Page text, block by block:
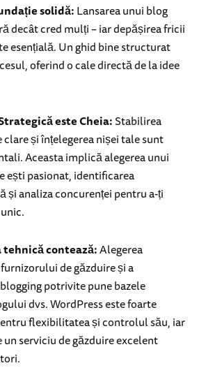
solidă:Lansarea unui blog
decât cred mulți – iar depășirea fricii
esențială. Un ghid bine structurat
oferind o cale directă de la idee
este Cheia:Stabilirea
și înțelegerea nișei tale sunt
Aceasta implică alegerea unui
ești pasionat, identificarea
și analiza concurenței pentru a-ți
contează:Alegerea
de găzduire și a
potrivite pune bazele
dvs. WordPress este foarte
flexibilitatea și controlul său, iar
un serviciu de găzduire excelent